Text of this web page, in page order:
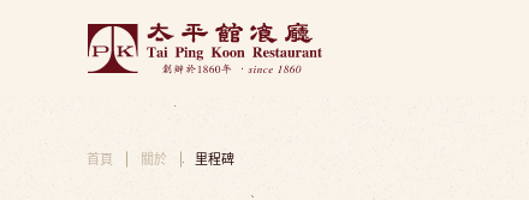
Skip to main content
首頁 關於 里程碑